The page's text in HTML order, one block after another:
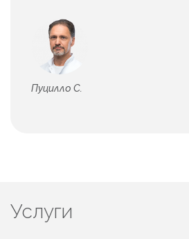
Пуцилло С.
Услуги